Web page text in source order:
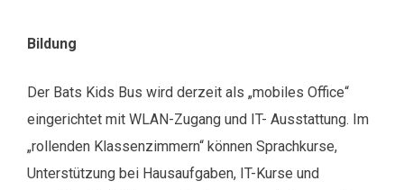
Bildung
Der Bats Kids Bus wird derzeit als „mobiles Office“
eingerichtet mit WLAN-Zugang und IT- Ausstattung. Im
„rollenden Klassenzimmern“ können Sprachkurse,
Unterstützung bei Hausaufgaben, IT-Kurse und